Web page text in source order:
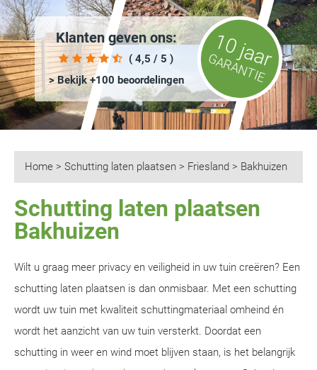
Klanten geven ons:
( 4,5 / 5 )
> Bekijk +100 beoordelingen
10 jaar
GARANTIE
Home > Schutting laten plaatsen > Friesland > Bakhuizen
Schutting laten plaatsen
Bakhuizen
Wilt u graag meer privacy en veiligheid in uw tuin creëren? Een
schutting laten plaatsen is dan onmisbaar. Met een schutting
wordt uw tuin met kwaliteit schuttingmateriaal omheind én
wordt het aanzicht van uw tuin versterkt. Doordat een
schutting in weer en wind moet blijven staan, is het belangrijk